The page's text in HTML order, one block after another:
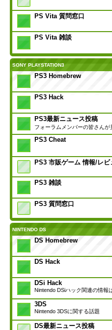
PS Vita 質問窓口
PS Vita 雑談
SONY PLAYSTATION3
PS3 Homebrew
PS3 Hack
PS3最新ニュース投稿
フォーラムメンバーの皆さん
PS3 Cheat
PS3 市販ゲーム 情報/レビ
PS3 雑談
PS3 質問窓口
NINTENDO DS
DS Homebrew
DS Hack
DSi Hack
Nintendo DSiハック関連の情報
3DS
Nintendo 3DSに関する話題
DS最新ニュース投稿